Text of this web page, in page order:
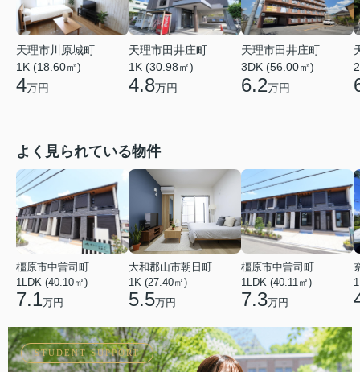
天理市川原城町
1K (18.60㎡)
4万円
天理市田井庄町
1K (30.98㎡)
4.8万円
天理市田井庄町
3DK (56.00㎡)
6.2万円
よく見られている物件
橿原市中曽司町
1LDK (40.10㎡)
7.1万円
大和郡山市朝日町
1K (27.40㎡)
5.5万円
橿原市中曽司町
1LDK (40.11㎡)
7.3万円
STUDENT SUPPORT